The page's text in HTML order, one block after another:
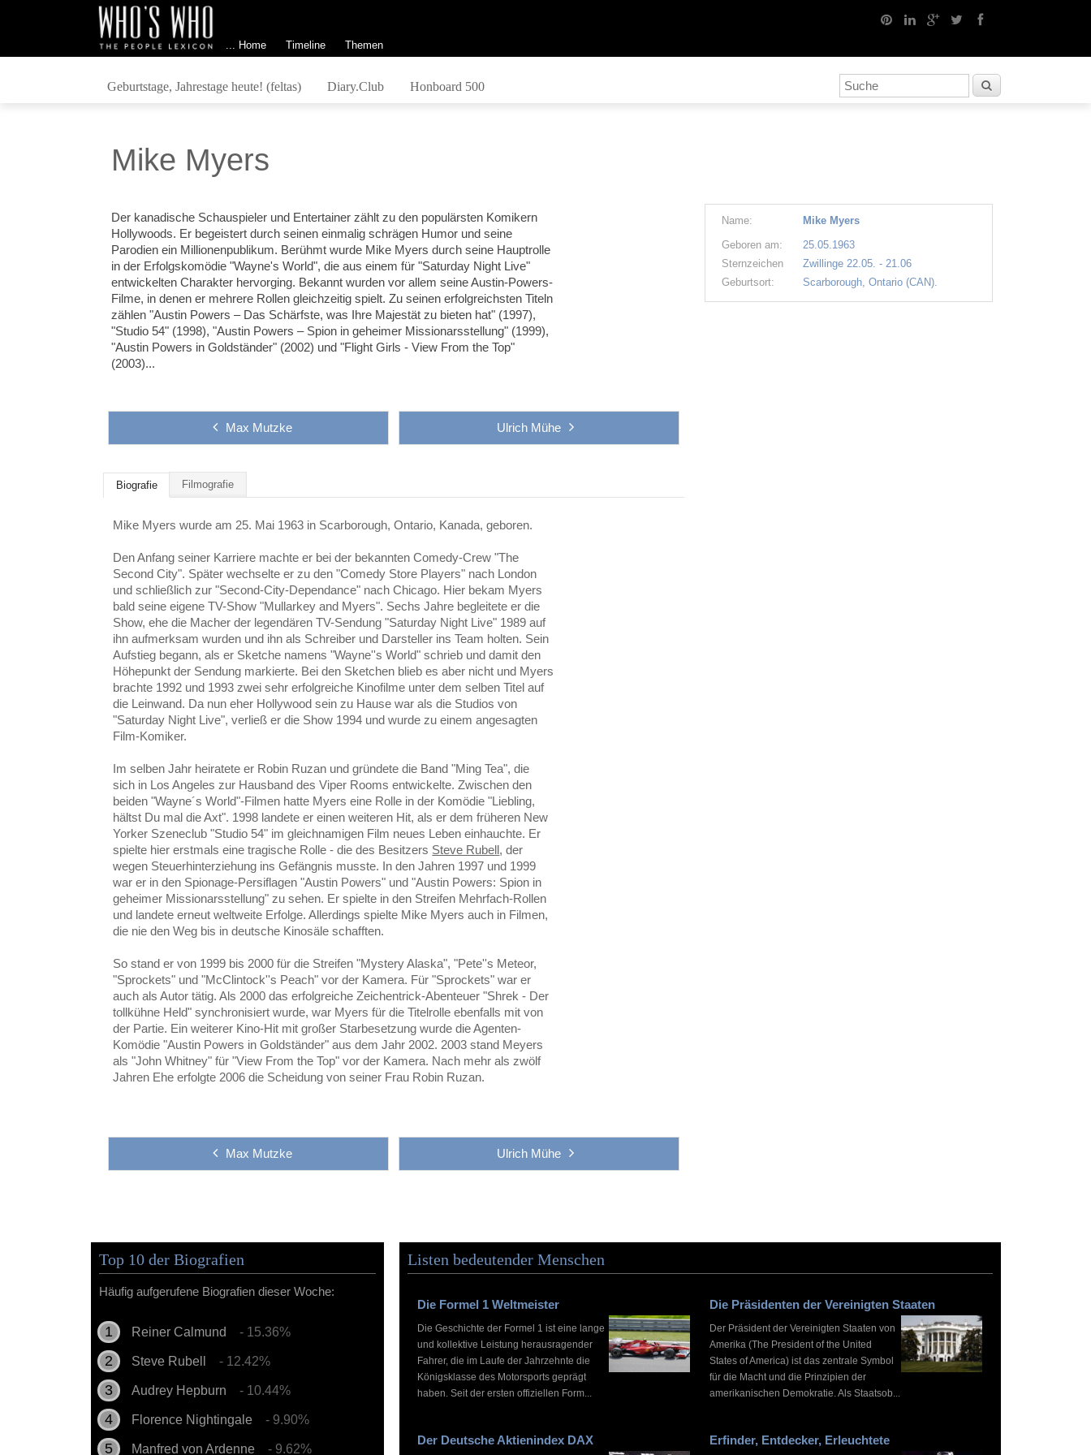
... Home Timeline Themen
Geburtstage, Jahrestage heute! (feltas) Diary.Club Honboard 500
Mike Myers
Der kanadische Schauspieler und Entertainer zählt zu den populärsten Komikern
Hollywoods. Er begeistert durch seinen einmalig schrägen Humor und seine
Parodien ein Millionenpublikum. Berühmt wurde Mike Myers durch seine Hauptrolle
in der Erfolgskomödie "Wayne's World", die aus einem für "Saturday Night Live"
entwickelten Charakter hervorging. Bekannt wurden vor allem seine Austin-Powers-
Filme, in denen er mehrere Rollen gleichzeitig spielt. Zu seinen erfolgreichsten Titeln
zählen "Austin Powers – Das Schärfste, was Ihre Majestät zu bieten hat" (1997),
"Studio 54" (1998), "Austin Powers – Spion in geheimer Missionarsstellung" (1999),
"Austin Powers in Goldständer" (2002) und "Flight Girls - View From the Top"
(2003)...
Max Mutzke Ulrich Mühe
Biografie Filmografie
Mike Myers wurde am 25. Mai 1963 in Scarborough, Ontario, Kanada, geboren.
Den Anfang seiner Karriere machte er bei der bekannten Comedy-Crew "The
Second City". Später wechselte er zu den "Comedy Store Players" nach London
und schließlich zur "Second-City-Dependance" nach Chicago. Hier bekam Myers
bald seine eigene TV-Show "Mullarkey and Myers". Sechs Jahre begleitete er die
Show, ehe die Macher der legendären TV-Sendung "Saturday Night Live" 1989 auf
ihn aufmerksam wurden und ihn als Schreiber und Darsteller ins Team holten. Sein
Aufstieg begann, als er Sketche namens "Wayne''s World" schrieb und damit den
Höhepunkt der Sendung markierte. Bei den Sketchen blieb es aber nicht und Myers
brachte 1992 und 1993 zwei sehr erfolgreiche Kinofilme unter dem selben Titel auf
die Leinwand. Da nun eher Hollywood sein zu Hause war als die Studios von
"Saturday Night Live", verließ er die Show 1994 und wurde zu einem angesagten
Film-Komiker.
Im selben Jahr heiratete er Robin Ruzan und gründete die Band "Ming Tea", die
sich in Los Angeles zur Hausband des Viper Rooms entwickelte. Zwischen den
beiden "Wayne´s World"-Filmen hatte Myers eine Rolle in der Komödie "Liebling,
hältst Du mal die Axt". 1998 landete er einen weiteren Hit, als er dem früheren New
Yorker Szeneclub "Studio 54" im gleichnamigen Film neues Leben einhauchte. Er
spielte hier erstmals eine tragische Rolle - die des Besitzers Steve Rubell, der
wegen Steuerhinterziehung ins Gefängnis musste. In den Jahren 1997 und 1999
war er in den Spionage-Persiflagen "Austin Powers" und "Austin Powers: Spion in
geheimer Missionarsstellung" zu sehen. Er spielte in den Streifen Mehrfach-Rollen
und landete erneut weltweite Erfolge. Allerdings spielte Mike Myers auch in Filmen,
die nie den Weg bis in deutsche Kinosäle schafften.
So stand er von 1999 bis 2000 für die Streifen "Mystery Alaska", "Pete''s Meteor,
"Sprockets" und "McClintock''s Peach" vor der Kamera. Für "Sprockets" war er
auch als Autor tätig. Als 2000 das erfolgreiche Zeichentrick-Abenteuer "Shrek - Der
tollkühne Held" synchronisiert wurde, war Myers für die Titelrolle ebenfalls mit von
der Partie. Ein weiterer Kino-Hit mit großer Starbesetzung wurde die Agenten-
Komödie "Austin Powers in Goldständer" aus dem Jahr 2002. 2003 stand Meyers
als "John Whitney" für "View From the Top" vor der Kamera. Nach mehr als zwölf
Jahren Ehe erfolgte 2006 die Scheidung von seiner Frau Robin Ruzan.
Max Mutzke Ulrich Mühe
Name:
Mike Myers
Geboren am:
25.05.1963
Sternzeichen
Zwillinge 22.05. - 21.06
Geburtsort:
Scarborough, Ontario (CAN).
Top 10 der Biografien
Häufig aufgerufene Biografien dieser Woche:
Reiner Calmund - 15.36%
Steve Rubell - 12.42%
Audrey Hepburn - 10.44%
Florence Nightingale - 9.90%
Manfred von Ardenne - 9.62%
Listen bedeutender Menschen
Die Formel 1 Weltmeister
Die Geschichte der Formel 1 ist eine lange
und kollektive Leistung herausragender
Fahrer, die im Laufe der Jahrzehnte die
Königsklasse des Motorsports geprägt
haben. Seit der ersten offiziellen Form...
Die Präsidenten der Vereinigten Staaten
Der Präsident der Vereinigten Staaten von
Amerika (The President of the United
States of America) ist das zentrale Symbol
für die Macht und die Prinzipien der
amerikanischen Demokratie. Als Staatsob...
Der Deutsche Aktienindex DAX Erfinder, Entdecker, Erleuchtete